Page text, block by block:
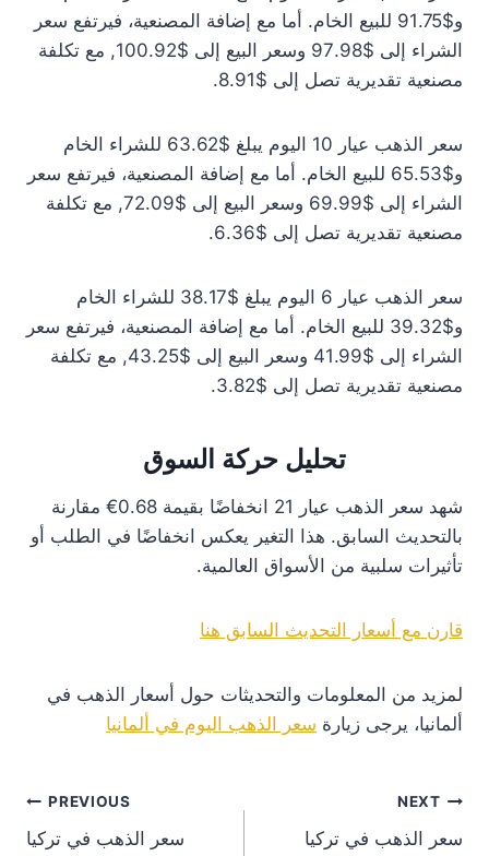
و$91.75 للبيع الخام. أما مع إضافة المصنعية، فيرتفع سعر
الشراء إلى $97.98 وسعر البيع إلى $100.92, مع تكلفة
مصنعية تقديرية تصل إلى $8.91.
سعر الذهب عيار 10 اليوم يبلغ $63.62 للشراء الخام
و$65.53 للبيع الخام. أما مع إضافة المصنعية، فيرتفع سعر
الشراء إلى $69.99 وسعر البيع إلى $72.09, مع تكلفة
مصنعية تقديرية تصل إلى $6.36.
سعر الذهب عيار 6 اليوم يبلغ $38.17 للشراء الخام
و$39.32 للبيع الخام. أما مع إضافة المصنعية، فيرتفع سعر
الشراء إلى $41.99 وسعر البيع إلى $43.25, مع تكلفة
مصنعية تقديرية تصل إلى $3.82.
تحليل حركة السوق
شهد سعر الذهب عيار 21 انخفاضًا بقيمة 0.68€ مقارنة
بالتحديث السابق. هذا التغير يعكس انخفاضًا في الطلب أو
تأثيرات سلبية من الأسواق العالمية.
قارن مع أسعار التحديث السابق هنا
لمزيد من المعلومات والتحديثات حول أسعار الذهب في
ألمانيا، يرجى زيارة سعر الذهب اليوم في ألمانيا
PREVIOUS
سعر الذهب في تركيا
NEXT
سعر الذهب في تركيا